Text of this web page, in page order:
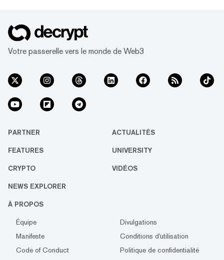
mesure que l'intelligence artificielle deviendra
plus influente et perm...
Votre passerelle vers le monde de Web3
PARTNER ACTUALITÉS
FEATURES UNIVERSITY
CRYPTO VIDÉOS
NEWS EXPLORER
À PROPOS
Équipe
Divulgations
Manifeste
Conditions d'utilisation
Code of Conduct
Politique de confidentialité